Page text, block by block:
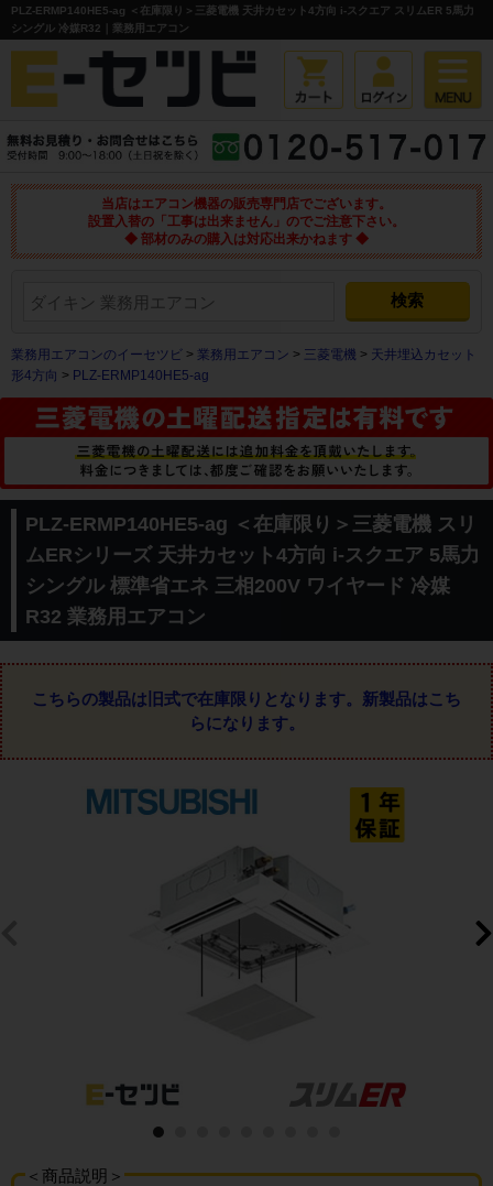
PLZ-ERMP140HE5-ag ＜在庫限り＞三菱電機 天井カセット4方向 i-スクエア スリムER 5馬力
シングル 冷媒R32｜業務用エアコン
当店はエアコン機器の販売専門店でございます。
設置入替の「工事は出来ません」のでご注意下さい。
◆ 部材のみの購入は対応出来かねます ◆
業務用エアコンのイーセツビ > 業務用エアコン > 三菱電機 > 天井埋込カセット
形4方向 > PLZ-ERMP140HE5-ag
PLZ-ERMP140HE5-ag ＜在庫限り＞三菱電機 スリ
ムERシリーズ 天井カセット4方向 i-スクエア 5馬力
シングル 標準省エネ 三相200V ワイヤード 冷媒
R32 業務用エアコン
こちらの製品は旧式で在庫限りとなります。 新製品はこち
らになります。
＜商品説明＞